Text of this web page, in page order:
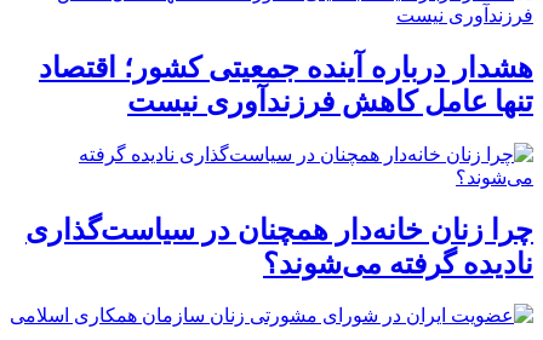
هشدار درباره آینده جمعیتی کشور؛ اقتصاد
تنها عامل کاهش فرزندآوری نیست
چرا زنان خانه‌دار همچنان در سیاست‌گذاری
نادیده گرفته می‌شوند؟